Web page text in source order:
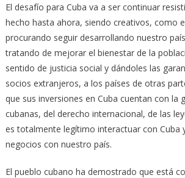
El desafío para Cuba va a ser continuar
hecho hasta ahora, siendo creativos, como
procurando seguir desarrollando nuestro
tratando de mejorar el bienestar de la
sentido de justicia social y dándoles las
socios extranjeros, a los países de otras
que sus inversiones en Cuba cuentan con la
cubanas, del derecho internacional, de las
es totalmente legítimo interactuar con Cuba
negocios con nuestro país.
El pueblo cubano ha demostrado que está